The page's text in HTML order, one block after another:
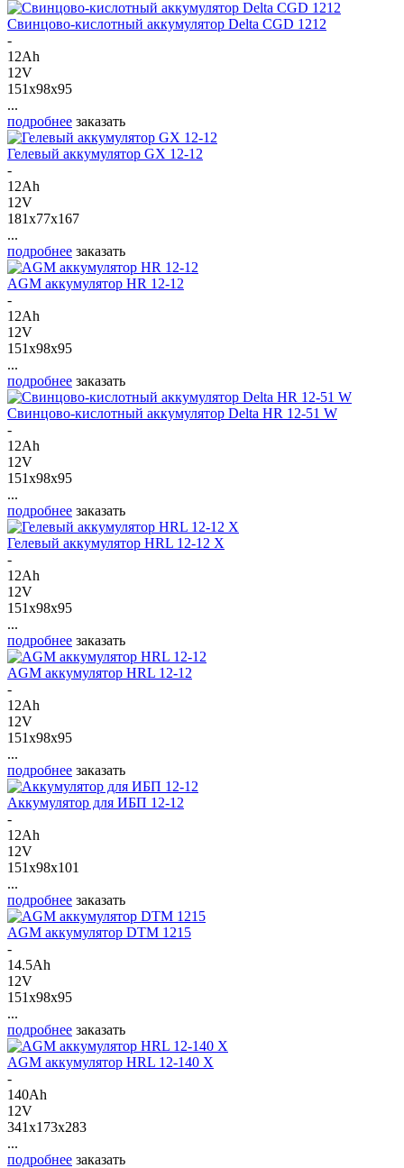
Свинцово-кислотный аккумулятор Delta CGD 1212
-
12Ah
12V
151x98x95
...
подробнее заказать
Гелевый аккумулятор GX 12-12
-
12Ah
12V
181x77x167
...
подробнее заказать
AGM аккумулятор HR 12-12
-
12Ah
12V
151x98x95
...
подробнее заказать
Свинцово-кислотный аккумулятор Delta HR 12-51 W
-
12Ah
12V
151x98x95
...
подробнее заказать
Гелевый аккумулятор HRL 12-12 X
-
12Ah
12V
151x98x95
...
подробнее заказать
AGM аккумулятор HRL 12-12
-
12Ah
12V
151x98x95
...
подробнее заказать
Аккумулятор для ИБП 12-12
-
12Ah
12V
151x98x101
...
подробнее заказать
AGM аккумулятор DTM 1215
-
14.5Ah
12V
151x98x95
...
подробнее заказать
AGM аккумулятор HRL 12-140 X
-
140Ah
12V
341x173x283
...
подробнее заказать